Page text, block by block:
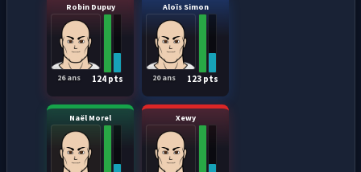
Robin Dupuy
124 pts
26 ans
Aloïs Simon
123 pts
20 ans
Naël Morel Xewy